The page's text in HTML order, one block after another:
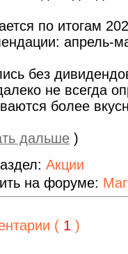
по итогам
апрель-
без
не всегда
более
дальше )
Акции
на форуме:
( 1 )